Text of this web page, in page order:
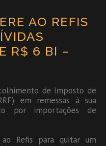
AO REFIS
R$ 6 BI –
de Imposto de
em remessas à sua
por importações de
Refis para quitar um